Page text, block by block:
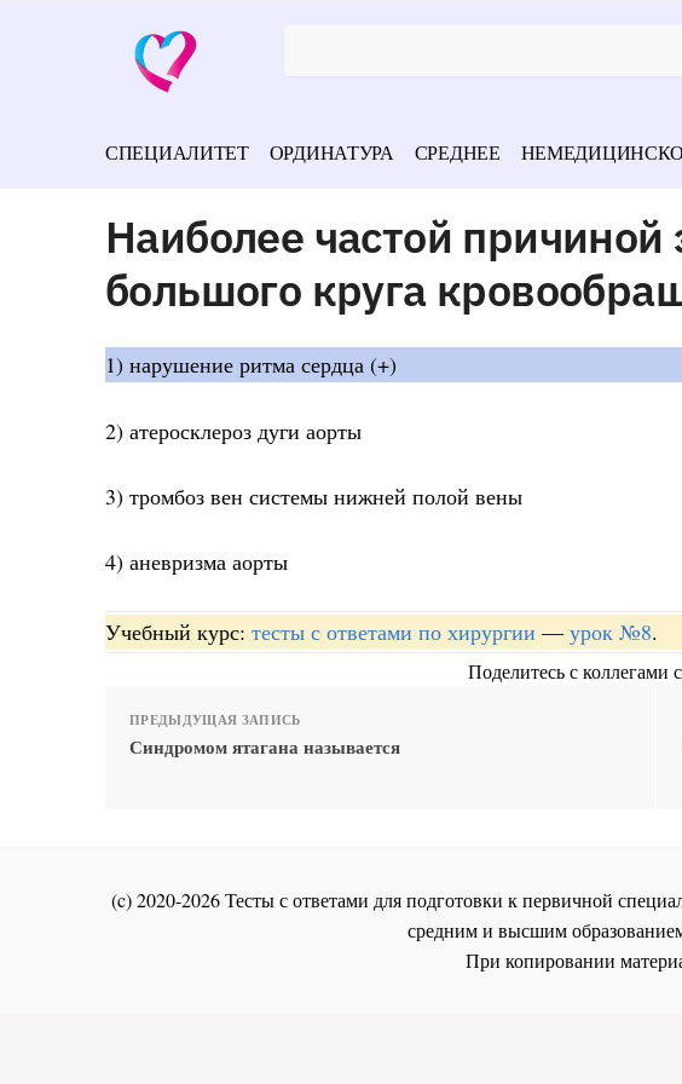
СПЕЦИАЛИТЕТ ОРДИНАТУРА СРЕДНЕЕ
Наиболее частой
большого круга
1) нарушение ритма сердца (+)
2) атеросклероз дуги аорты
3) тромбоз вен системы нижней полой вены
4) аневризма аорты
Учебный курс: тесты с ответами по хирургии — урок №8.
Поделитесь с коллегами
ПРЕДЫДУЩАЯ ЗАПИСЬ
Синдромом ятагана называется
(c) 2020-2026 Тесты с ответами для подготовки к первичной
средним и высшим
При копировании